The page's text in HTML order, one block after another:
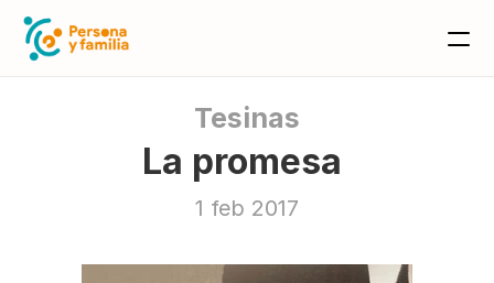
Tesinas
La promesa
1 feb 2017